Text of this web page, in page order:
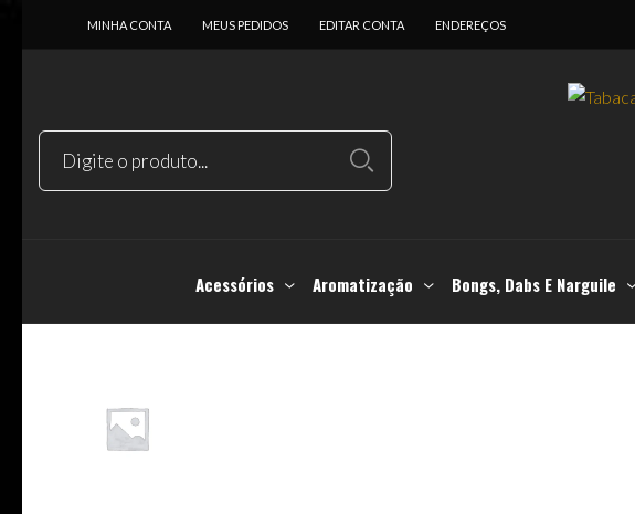
MINHA CONTA MEUS PEDIDOS EDITAR CONTA ENDEREÇOS
Acessórios Aromatização Bongs, Dabs E Narguile